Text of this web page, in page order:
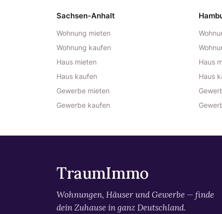
Sachsen-Anhalt
Wohnung mieten
Wohnung kaufen
Haus mieten
Haus kaufen
Gewerbe mieten
Gewerbe kaufen
Haus
Haus
TraumImmo
Wohnungen, Häuser und Gewerbe — finde
dein Zuhause in ganz Deutschland.